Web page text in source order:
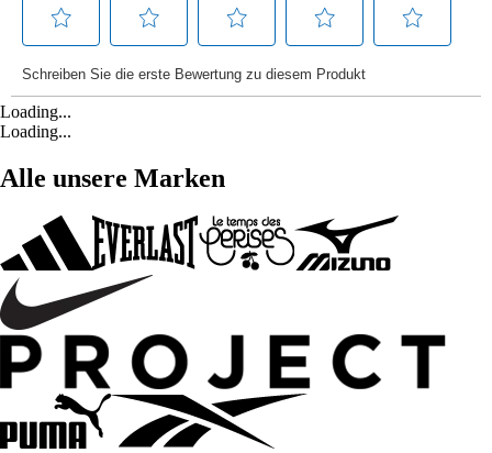
Loading...
Loading...
Alle unsere Marken